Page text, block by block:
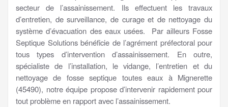
secteur de l’assainissement. Ils effectuent les travaux
d’entretien, de surveillance, de curage et de nettoyage du
système d’évacuation des eaux usées. Par ailleurs Fosse
Septique Solutions bénéficie de l’agrément préfectoral pour
tous types d’intervention d’assainissement. En outre,
spécialiste de l’installation, le vidange, l’entretien et du
nettoyage de fosse septique toutes eaux à Mignerette
(45490), notre équipe propose d’intervenir rapidement pour
tout problème en rapport avec l’assainissement.